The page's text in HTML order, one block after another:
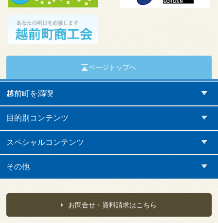
ページトップへ
越前町を満喫
目的別コンテンツ
スペシャルコンテンツ
その他
お問合せ・資料請求はこちら